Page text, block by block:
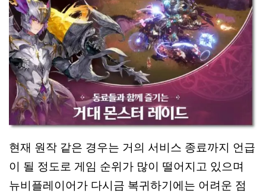
현재 원작 같은 경우는 거의 서비스 종료까지 언급
이 될 정도로 게임 순위가 많이 떨어지고 있으며
뉴비플레이어가 다시금 복귀하기에는 어려운 점